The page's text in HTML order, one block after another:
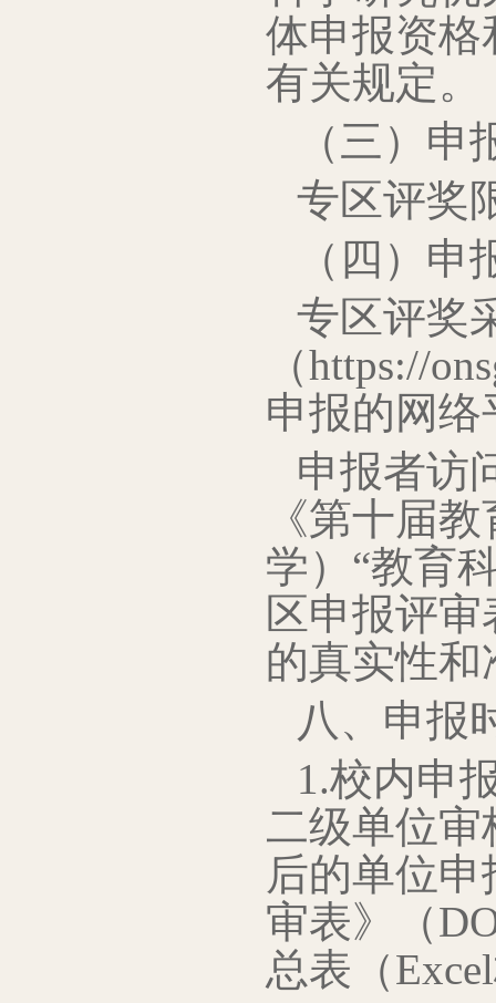
体申报资格
有关规定。
（三）
专区评奖
（四）
专区评奖
（https://
申报的网络
申报者访
《第十届
学）“教育
区申报评
的真实性
八、申报
1.校内申
二级单位审
后的单位
审表》（
总表（